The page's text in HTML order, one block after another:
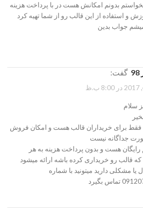
بدونم امکانش هست در با پرداخت هزینه
و استفاده از این قالب رو از شما تهیه کرد
جواب بدین
گفت:
سلام
فقط برای خریداران قالب هست و امکان فروش
جداگانه نیست
رایگان هست و بدون پرداخت هزینه به هر
قالب رو خریداری کرده باشه ارائه میشود
یا مشکلی دارید میتونید با شماره
تماس بگیرد